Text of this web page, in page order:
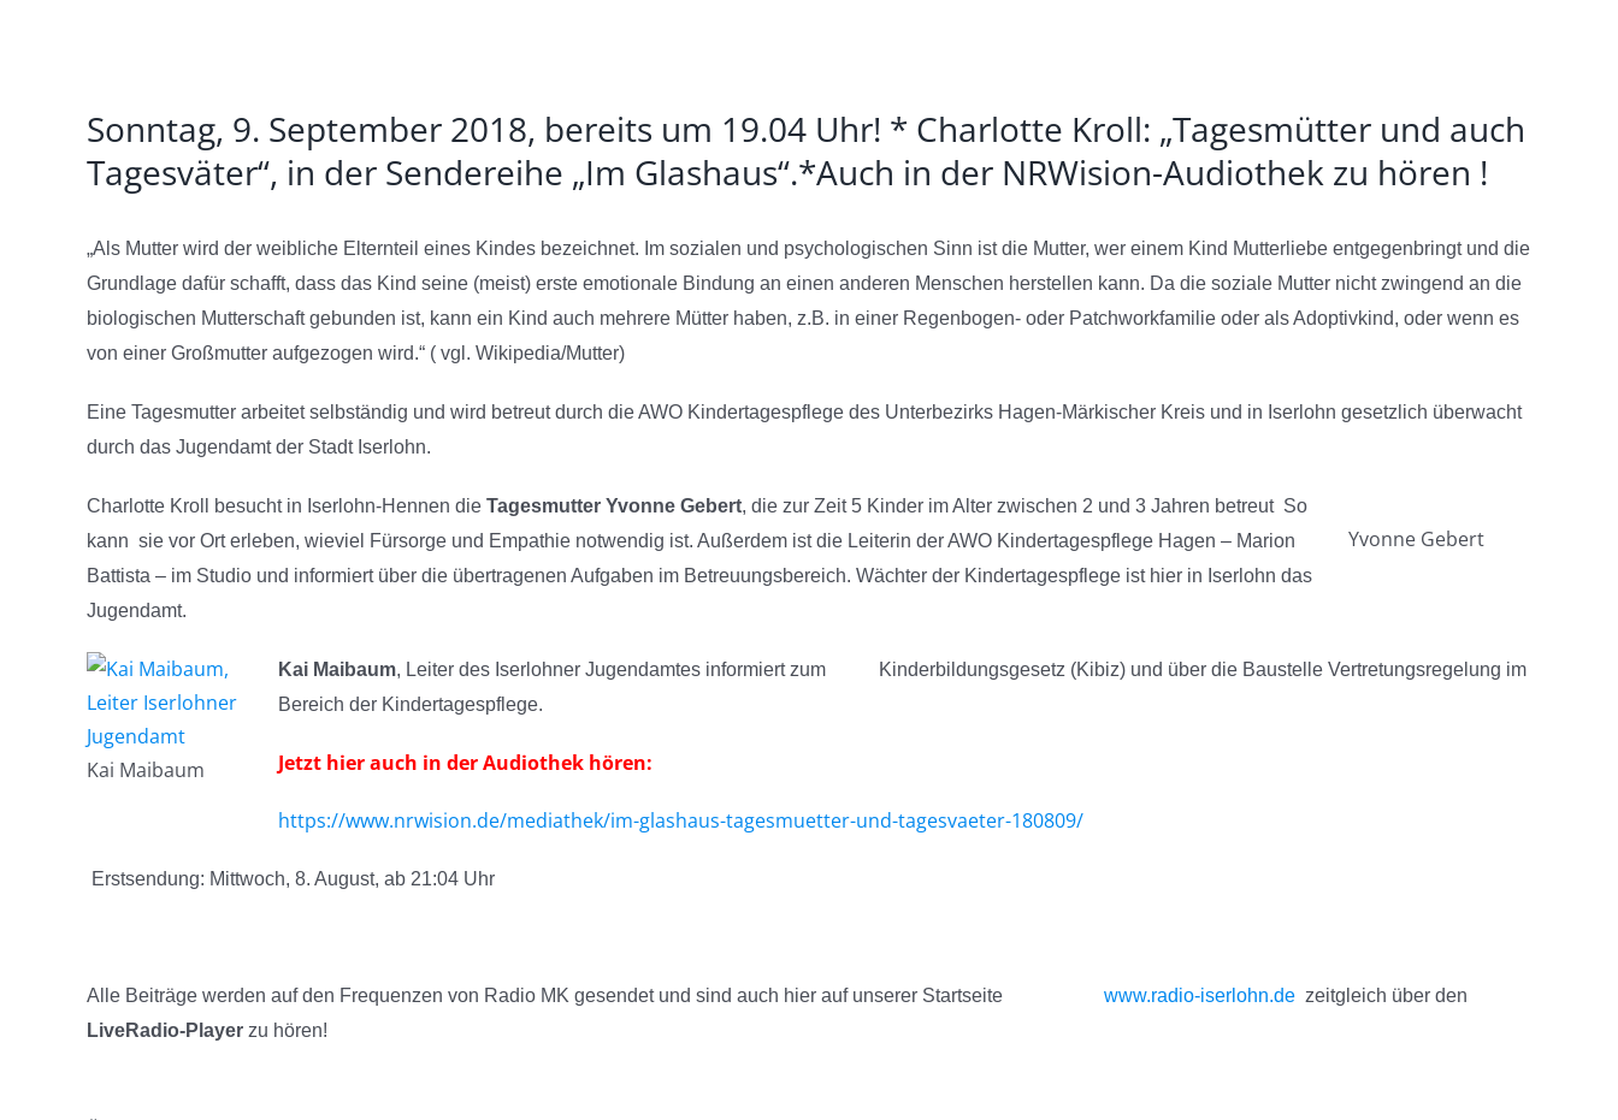
grösseres
Sonntag, 9. September 2018, bereits um 19.04 Uhr! * Charlotte Kroll: „Tagesmütter und auch
Tagesväter“, in der Sendereihe „Im Glashaus“.*Auch in der NRWision-Audiothek zu hören !
„Als Mutter wird der weibliche Elternteil eines Kindes bezeichnet. Im sozialen und psychologischen Sinn ist die Mutter, wer einem Kind Mutterliebe entgegenbringt und die
Grundlage dafür schafft, dass das Kind seine (meist) erste emotionale Bindung an einen anderen Menschen herstellen kann. Da die soziale Mutter nicht zwingend an die
biologischen Mutterschaft gebunden ist, kann ein Kind auch mehrere Mütter haben, z.B. in einer Regenbogen- oder Patchworkfamilie oder als Adoptivkind, oder wenn es
von einer Großmutter aufgezogen wird.“ ( vgl. Wikipedia/Mutter)
Eine Tagesmutter arbeitet selbständig und wird betreut durch die AWO Kindertagespflege des Unterbezirks Hagen-Märkischer Kreis und in Iserlohn gesetzlich überwacht
durch das Jugendamt der Stadt Iserlohn.
Yvonne Gebert
Charlotte Kroll besucht in Iserlohn-Hennen die Tagesmutter Yvonne Gebert, die zur Zeit 5 Kinder im Alter zwischen 2 und 3 Jahren betreut So
kann sie vor Ort erleben, wieviel Fürsorge und Empathie notwendig ist. Außerdem ist die Leiterin der AWO Kindertagespflege Hagen – Marion
Battista – im Studio und informiert über die übertragenen Aufgaben im Betreuungsbereich. Wächter der Kindertagespflege ist hier in Iserlohn das
Jugendamt.
Kai Maibaum
Kai Maibaum, Leiter des Iserlohner Jugendamtes informiert zum Kinderbildungsgesetz (Kibiz) und über die Baustelle Vertretungsregelung im
Bereich der Kindertagespflege.
Jetzt hier auch in der Audiothek hören:
https://www.nrwision.de/mediathek/im-glashaus-tagesmuetter-und-tagesvaeter-180809/
Erstsendung: Mittwoch, 8. August, ab 21:04 Uhr
Alle Beiträge werden auf den Frequenzen von Radio MK gesendet und sind auch hier auf unserer Startseite www.radio-iserlohn.de zeitgleich über den
LiveRadio-Player zu hören!